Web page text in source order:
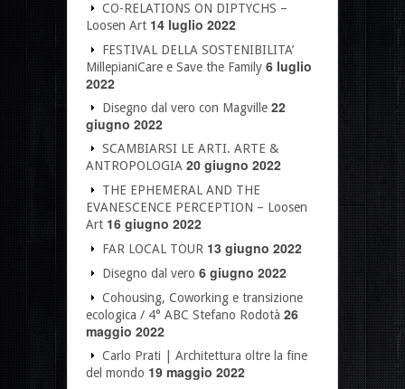
CO-RELATIONS ON DIPTYCHS –
Loosen Art 14 luglio 2022
FESTIVAL DELLA SOSTENIBILITA’
MillepianiCare e Save the Family 6 luglio
2022
Disegno dal vero con Magville 22
giugno 2022
SCAMBIARSI LE ARTI. ARTE &
ANTROPOLOGIA 20 giugno 2022
THE EPHEMERAL AND THE
EVANESCENCE PERCEPTION – Loosen
Art 16 giugno 2022
FAR LOCAL TOUR 13 giugno 2022
Disegno dal vero 6 giugno 2022
Cohousing, Coworking e transizione
ecologica / 4° ABC Stefano Rodotà 26
maggio 2022
Carlo Prati | Architettura oltre la fine
del mondo 19 maggio 2022